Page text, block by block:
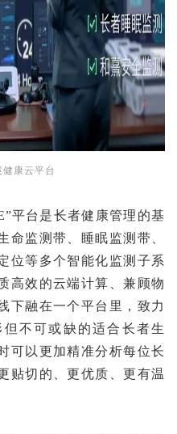
康云平台
平台是长者健康管理的基
命监测带、睡眠监测带、
位等多个智能化监测子系
高效的云端计算、兼顾物
下融在一个平台里，致力
不可或缺的适合长者生
可以更加精准分析每位长
贴切的、更优质、更有温